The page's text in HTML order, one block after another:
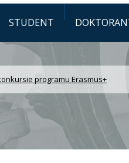
STUDENT
programu Erasmus+